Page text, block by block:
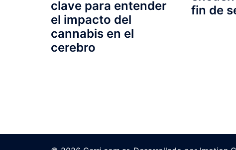
clave para entender
el impacto del
cannabis en el
cerebro
fin de